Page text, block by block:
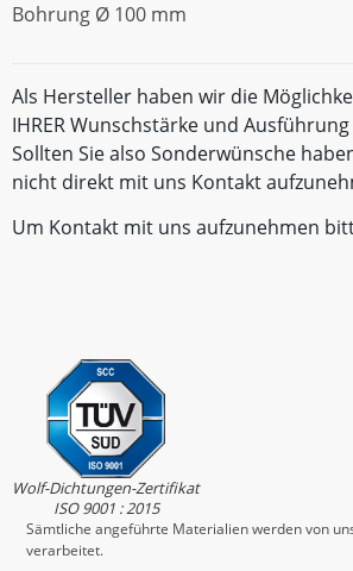
Bohrung Ø 100 mm
Als Hersteller haben wir die
IHRER Wunschstärke und
Sollten Sie also Sonderwünsche
nicht direkt mit uns Kontakt
Um Kontakt mit uns aufzunehmen
Wolf-Dichtungen-Zertifikat
ISO 9001 : 2015
Sämtliche angeführte Materialien werden von
verarbeitet.